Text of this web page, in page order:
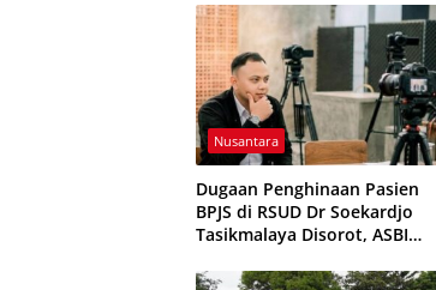
Muda
Nusantara
Dugaan Penghinaan Pasien
BPJS di RSUD Dr Soekardjo
Tasikmalaya Disorot, ASBI
Etika Pelayanan